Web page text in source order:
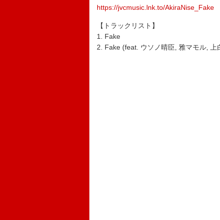
https://jvcmusic.lnk.to/AkiraNise_Fake
【トラックリスト】
1. Fake
2. Fake (feat. ウソノ晴臣, 雅マモル, 上